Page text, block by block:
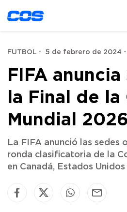
FUTBOL - 5 de febrero de 2024 -
FIFA
la Final de la
Mundial 2026
La FIFA anunció las sedes
ronda clasificatoria de la
en Canadá, Estados